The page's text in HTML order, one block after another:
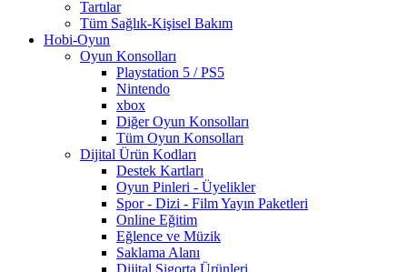
Tartılar
Tüm Sağlık-Kişisel Bakım
Hobi-Oyun
Oyun Konsolları
Playstation 5 / PS5
Nintendo
xbox
Diğer Oyun Konsolları
Tüm Oyun Konsolları
Dijital Ürün Kodları
Destek Kartları
Oyun Pinleri - Üyelikler
Spor - Dizi - Film Yayın Paketleri
Online Eğitim
Eğlence ve Müzik
Saklama Alanı
Dijital Sigorta Ürünleri